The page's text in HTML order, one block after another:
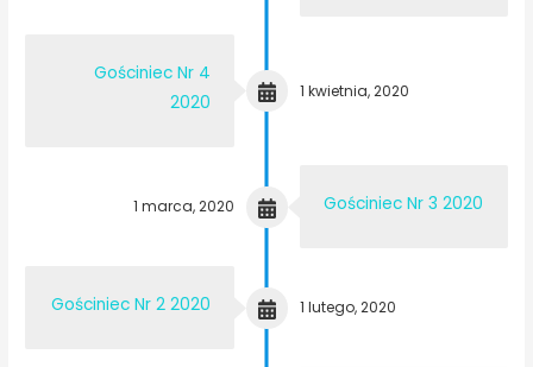
Gościniec Nr 4
2020
1 kwietnia, 2020
Gościniec Nr 3 2020
1 marca, 2020
Gościniec Nr 2 2020 1 lutego, 2020